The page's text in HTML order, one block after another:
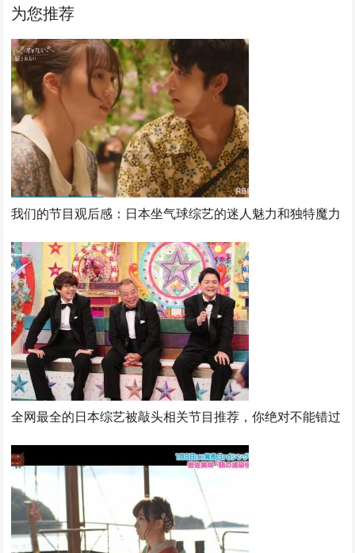
为您推荐
我们的节目观后感：日本坐气球综艺的迷人魅力和独特魔力
全网最全的日本综艺被敲头相关节目推荐，你绝对不能错过